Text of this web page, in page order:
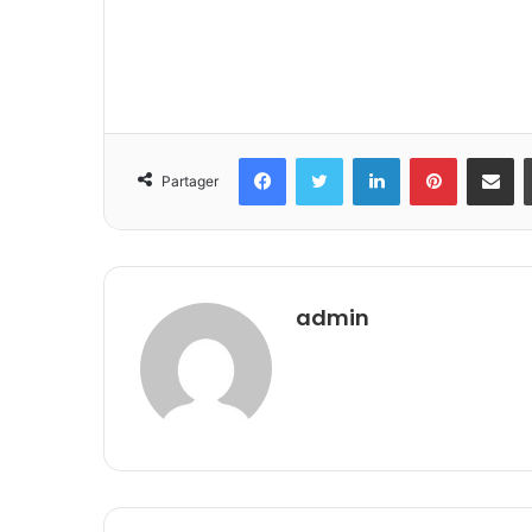
Partager
FacebookTwitter LinkedinPinterest
admin